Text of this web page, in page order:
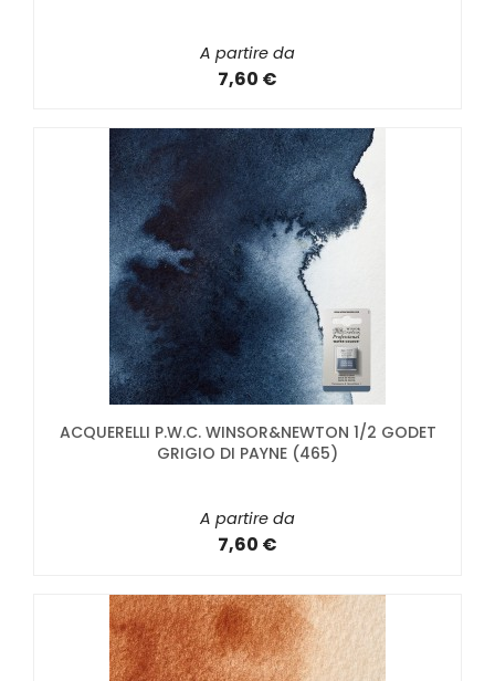
A partire da
7,60 €
ACQUERELLI P.W.C. WINSOR&NEWTON 1/2 GODET
GRIGIO DI PAYNE (465)
A partire da
7,60 €